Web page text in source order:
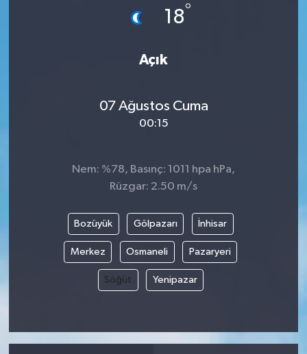
18°
Açık
07 Ağustos Cuma
00:15
Nem: %78, Basınç: 1011 hpa hPa,
Rüzgar: 2.50 m/s
Bozüyük Gölpazarı İnhisar
Merkez Osmaneli Pazaryeri
Söğüt Yenipazar